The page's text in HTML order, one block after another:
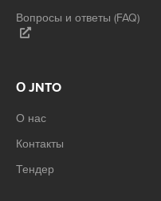
Вопросы и ответы (FAQ)
О JNTO
О нас
Контакты
Тендер